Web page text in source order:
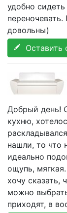
удобно
довольны)
Оставить
Добрый день!
кухню,
нашли, то что
идеально
ощупь,
хочу сказать,
можно
приходят, в